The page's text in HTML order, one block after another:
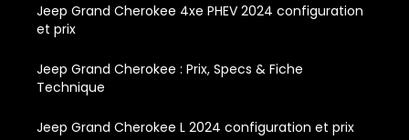
Jeep Grand Cherokee 4xe PHEV 2024 configuration
et prix
Jeep Grand Cherokee : Prix, Specs & Fiche
Technique
Jeep Grand Cherokee L 2024 configuration et prix